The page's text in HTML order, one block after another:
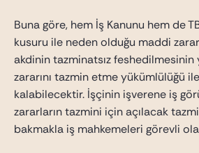
Buna göre, hem İş Kanunu hem de
kusuru ile neden olduğu maddi
akdinin tazminatsız feshedilmesinin
zararını tazmin etme yükümlülüğü
kalabilecektir. İşçinin işverene iş
zararların tazmini için açılacak
bakmakla iş mahkemeleri görevli